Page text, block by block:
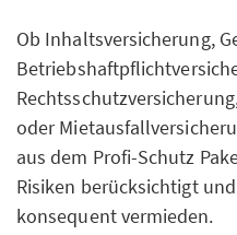
Ob Inhaltsversicherung,
oder
aus dem Profi-Schutz
Risiken berücksichtigt
konsequent vermieden.